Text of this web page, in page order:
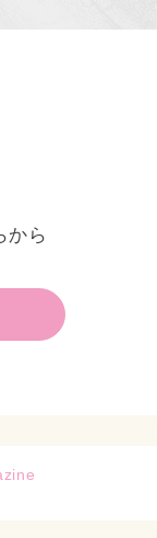
から